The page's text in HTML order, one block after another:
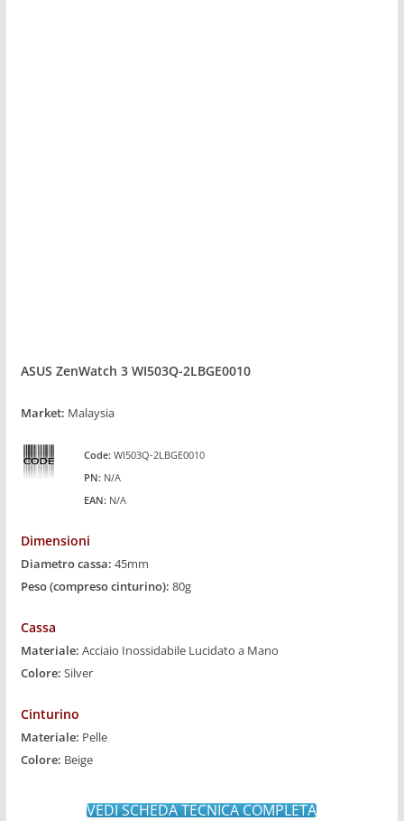
ASUS ZenWatch 3 WI503Q-2LBGE0010
Market: Malaysia
Code:WI503Q-2LBGE0010
PN: N/A
EAN: N/A
Dimensioni
Diametro cassa: 45mm
Peso (compreso cinturino): 80g
Cassa
Materiale: Acciaio Inossidabile Lucidato a Mano
Colore: Silver
Cinturino
Materiale: Pelle
Colore: Beige
VEDI SCHEDA TECNICA COMPLETA